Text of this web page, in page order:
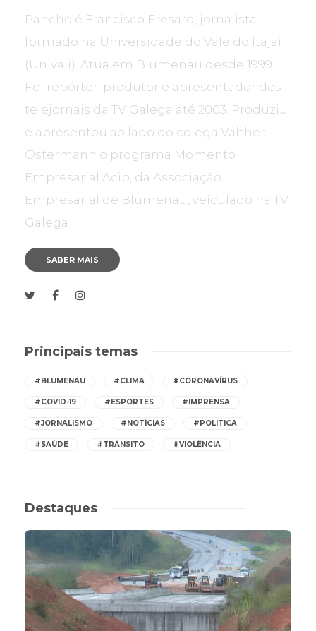
Pancho é Francisco Fresard, jornalista
formado na Universidade do Vale do Itajaí
(Univali). Atua em Blumenau desde 1999.
Foi repórter, produtor e apresentador dos
telejornais da TV Galega até 2003. Produziu
e apresentou ao lado do colega Valther
Ostermann o programa Momento
Empresarial Acib, da Associação
Empresarial de Blumenau, veiculado na TV
Galega.
SABER MAIS
Principais temas
#BLUMENAU #CLIMA #CORONAVÍRUS
#COVID-19 #ESPORTES #IMPRENSA
#JORNALISMO #NOTÍCIAS #POLÍTICA
#SAÚDE #TRÂNSITO #VIOLÊNCIA
Destaques